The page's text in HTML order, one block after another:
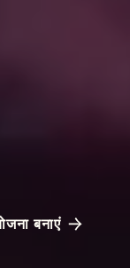
बनाएं